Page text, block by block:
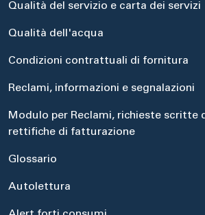
Qualità del servizio e carta dei servizi
Qualità dell'acqua
Condizioni contrattuali di fornitura
Reclami, informazioni e segnalazioni
Modulo per Reclami, richieste scritte
rettifiche di fatturazione
Glossario
Autolettura